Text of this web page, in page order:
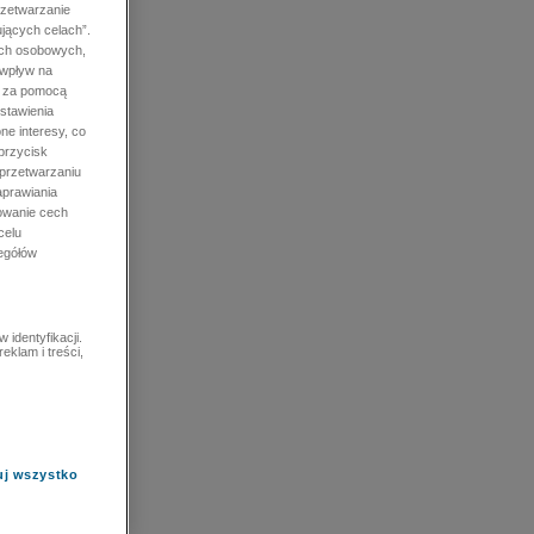
celach”.
osobowych,
na
pomocą
interesy, co
cech
identyfikacji.
i treści,
wszystko